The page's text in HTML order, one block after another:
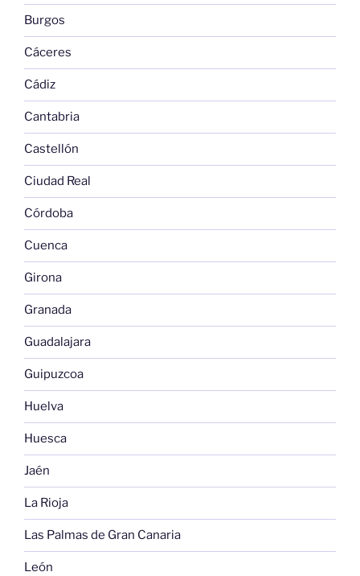
Burgos
Cáceres
Cádiz
Cantabria
Castellón
Ciudad Real
Córdoba
Cuenca
Girona
Granada
Guadalajara
Guipuzcoa
Huelva
Huesca
Jaén
La Rioja
Las Palmas de Gran Canaria
León